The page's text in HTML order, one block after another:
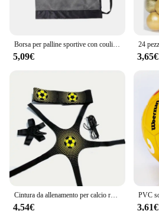
Borsa per palline sportive con coulisse Borsa a rete per calcio Zaino da basket Calcio Calcio Borse portaoggetti per palline da pallavolo Borsa per attrezzatura da nuoto
5,09€ 3,65€
Cintura da allenamento per calcio regolabile calcio Kick Trainer pallone da calcio attrezzatura da allenamento per allenamento da allenamento cintura elastica per allenatore di calcio
4,54€ 3,61€